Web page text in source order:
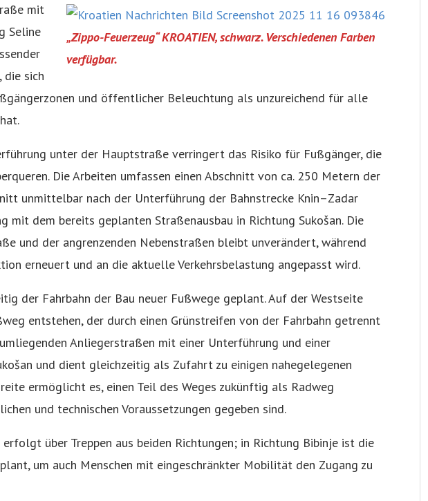
„Zippo-Feuerzeug“ KROATIEN, schwarz. Verschiedenen Farben
verfügbar.
mit
Seline
die sich
und öffentlicher Beleuchtung als unzureichend für alle
unter der Hauptstraße verringert das Risiko für Fußgänger, die
Die Arbeiten umfassen einen Abschnitt von ca. 250 Metern der
unmittelbar nach der Unterführung der Bahnstrecke Knin–Zadar
mit dem bereits geplanten Straßenausbau in Richtung Sukošan. Die
und der angrenzenden Nebenstraßen bleibt unverändert, während
erneuert und an die aktuelle Verkehrsbelastung angepasst wird.
der Fahrbahn der Bau neuer Fußwege geplant. Auf der Westseite
entstehen, der durch einen Grünstreifen von der Fahrbahn getrennt
Anliegerstraßen mit einer Unterführung und einer
und dient gleichzeitig als Zufahrt zu einigen nahegelegenen
ermöglicht es, einen Teil des Weges zukünftig als Radweg
und technischen Voraussetzungen gegeben sind.
über Treppen aus beiden Richtungen; in Richtung Bibinje ist die
um auch Menschen mit eingeschränkter Mobilität den Zugang zu